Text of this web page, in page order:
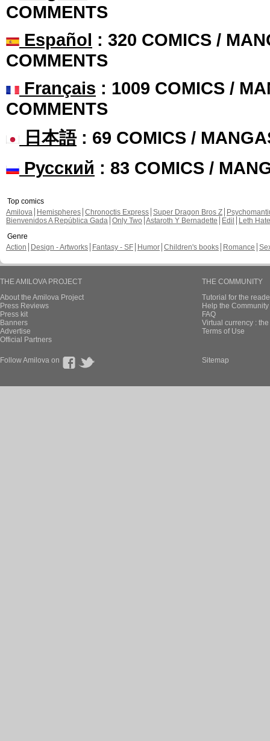
COMMENTS
Español : 320 COMICS /
COMMENTS
Français : 1009 COMICS /
COMMENTS
日本語: 69 COMICS /
Русский : 83 COMICS /
Top comics
Amilova
Hemispheres Chronoctis Express Super Dragon Bros Z
Bienvenidos A República Gada Only Two Astaroth Y Bernadette Edil
Leth Hate
Genre
Action
Design - Artworks Fantasy - SF Humor Children's books Romance
THE AMILOVA PROJECT
About the Amilova Project
Press Reviews
Press kit
Banners
Advertise
Official Partners
THE COMMUNITY
Tutorial for the
Help the
FAQ
Virtual currency :
Terms of Use
Follow Amilova on Sitemap